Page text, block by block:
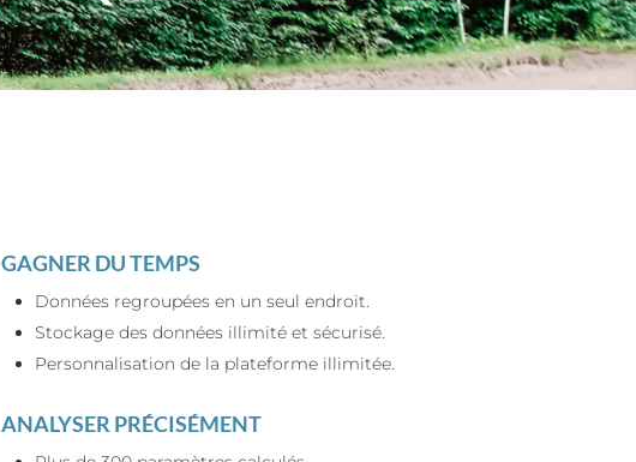
GAGNER DU TEMPS
Données regroupées en un seul endroit.
Stockage des données illimité et sécurisé.
Personnalisation de la plateforme illimitée.
ANALYSER PRÉCISÉMENT